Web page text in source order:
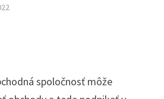
spoločnosť môže